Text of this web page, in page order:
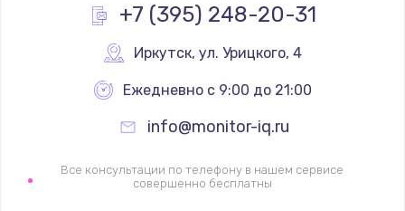
900 руб.
Заказать
Помехи и искажение звука
900 руб.
+7 (395) 248-20-31
Иркутск, ул. Урицкого, 4
Ежедневно с 9:00 до 21:00
info@monitor-iq.ru
Все консультации по телефону в нашем сервисе
совершенно бесплатны